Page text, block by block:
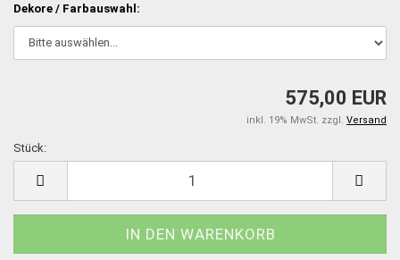
Dekore / Farbauswahl:
575,00 EUR
inkl. 19% MwSt. zzgl. Versand
Stück: